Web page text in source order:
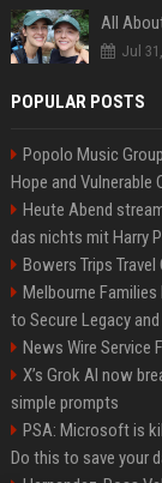
All
Jul
POPULAR POSTS
Popolo Music
Hope and Vulnerable
Heute Abend
das nichts mit Harry
Bowers Trips
Melbourne Families
to Secure Legacy
News Wire Service
X’s Grok AI now
simple prompts
PSA: Microsoft is
Do this to save your